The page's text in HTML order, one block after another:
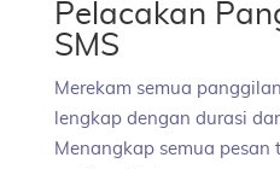
Pelacakan
SMS
Merekam semua
lengkap dengan durasi
Menangkap semua pesan